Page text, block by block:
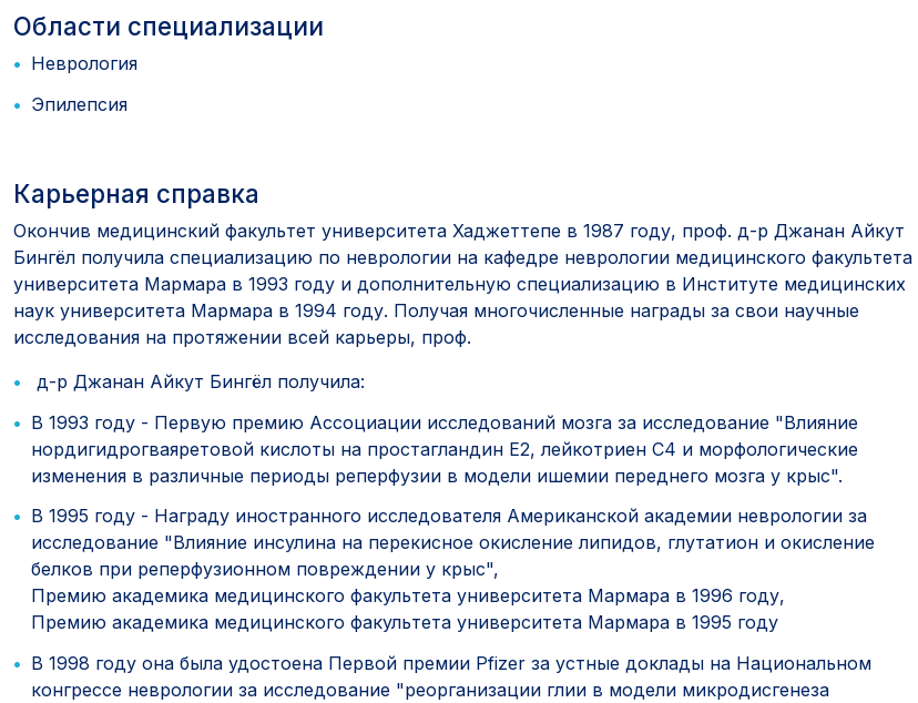
Области специализации
Неврология
Эпилепсия
Карьерная справка
Окончив медицинский факультет университета Хаджеттепе в 1987 году, проф. д-р Джанан Айкут
Бингёл получила специализацию по неврологии на кафедре неврологии медицинского факультета
университета Мармара в 1993 году и дополнительную специализацию в Институте медицинских
наук университета Мармара в 1994 году. Получая многочисленные награды за свои научные
исследования на протяжении всей карьеры, проф.
д-р Джанан Айкут Бингёл получила:
В 1993 году - Первую премию Ассоциации исследований мозга за исследование "Влияние
нордигидрогваяретовой кислоты на простагландин E2, лейкотриен C4 и морфологические
изменения в различные периоды реперфузии в модели ишемии переднего мозга у крыс".
В 1995 году - Награду иностранного исследователя Американской академии неврологии за
исследование "Влияние инсулина на перекисное окисление липидов, глутатион и окисление
белков при реперфузионном повреждении у крыс",
Премию академика медицинского факультета университета Мармара в 1996 году,
Премию академика медицинского факультета университета Мармара в 1995 году
В 1998 году она была удостоена Первой премии Pfizer за устные доклады на Национальном
конгрессе неврологии за исследование "реорганизации глии в модели микродисгенеза